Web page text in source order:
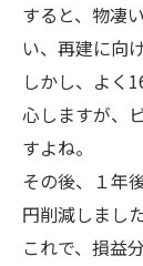
すると、物凄
い、再建に向
しかし、よく
心しますが、
すよね。
その後、１年
円削減しました
これで、損益